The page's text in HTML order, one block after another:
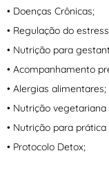
• Doenças Crônicas;
• Regulação do
• Nutrição para
• Acompanhamento
• Alergias alimentares;
• Nutrição
• Nutrição para
• Protocolo Detox;